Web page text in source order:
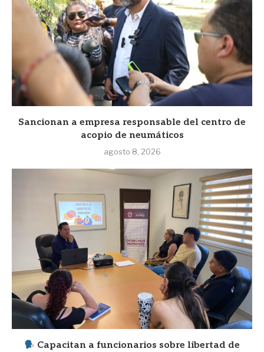
Sancionan a empresa responsable del centro de
acopio de neumáticos
agosto 8, 2026
Capacitan a funcionarios sobre libertad de